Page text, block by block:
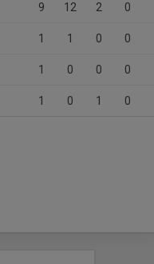
9 12 2 0
1 1 0 0
1 0 0 0
1 0 1 0